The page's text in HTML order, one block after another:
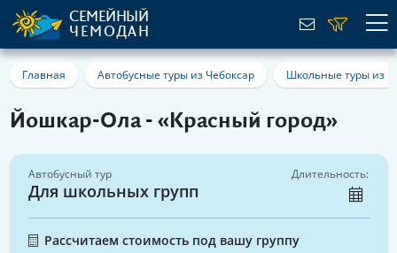
СЕМЕЙНЫЙ
ЧЕМОДАН
Главная Автобусные туры из Чебоксар Школьные туры из
Йошкар-Ола - «Красный город»
Автобусный тур
Для школьных групп
Длительность:
Рассчитаем стоимость под вашу группу